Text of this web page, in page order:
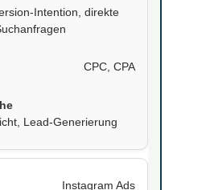
Intention, direkte
CPC, CPA
Lead-Generierung
Instagram Ads